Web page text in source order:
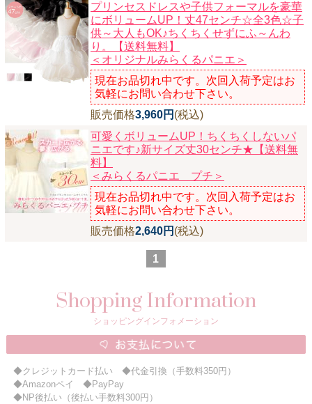
プリンセスドレスや子供フォーマルを豪華
にボリュームUP！丈47センチ☆全3色☆子
供～大人もOK♪ちくちくせずにふ～んわ
り。【送料無料】
＜オリジナルみらくるパニエ＞
現在お品切れ中です。次回入荷予定はお
気軽にお問い合わせ下さい。
販売価格3,960円 (税込)
可愛くボリュームUP！ちくちくしないパ
ニエです♪新サイズ丈30センチ★【送料無
料】
＜みらくるパニエ プチ＞
現在お品切れ中です。次回入荷予定はお
気軽にお問い合わせ下さい。
販売価格2,640円 (税込)
1
Shopping Information
ショッピングインフォメーション
◆クレジットカード払い ◆代金引換（手数料350円）
◆Amazonペイ ◆PayPay
◆NP後払い（後払い手数料300円）
当店は持続可能な開発目標「SDGs」を推進しています。
0120-221-040
電話受付時間：月～金10:00~16:00 ※祝日除く